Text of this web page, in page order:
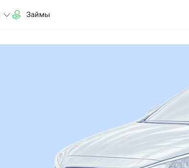
Займы